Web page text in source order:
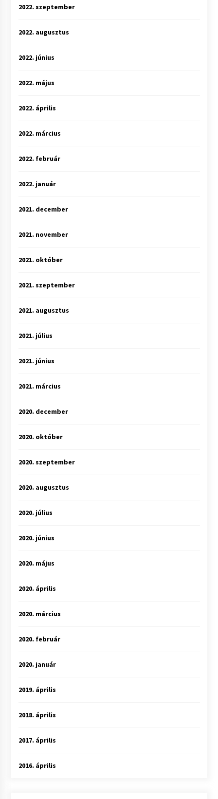
2022. szeptember
2022. augusztus
2022. június
2022. május
2022. április
2022. március
2022. február
2022. január
2021. december
2021. november
2021. október
2021. szeptember
2021. augusztus
2021. július
2021. június
2021. március
2020. december
2020. október
2020. szeptember
2020. augusztus
2020. július
2020. június
2020. május
2020. április
2020. március
2020. február
2020. január
2019. április
2018. április
2017. április
2016. április